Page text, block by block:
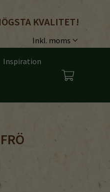
KVALITET!
Inspiration